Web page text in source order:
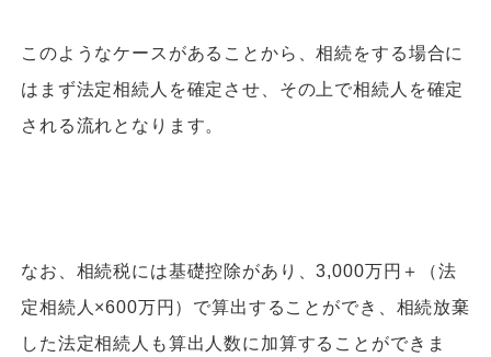
このようなケースがあることから、相続をする場合に
はまず法定相続人を確定させ、その上で相続人を確定
される流れとなります。
なお、相続税には基礎控除があり、3,000万円＋（法
定相続人×600万円）で算出することができ、相続放棄
した法定相続人も算出人数に加算することができま